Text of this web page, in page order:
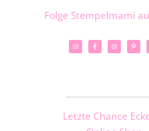
Folge Stempelmami
Letzte Chance